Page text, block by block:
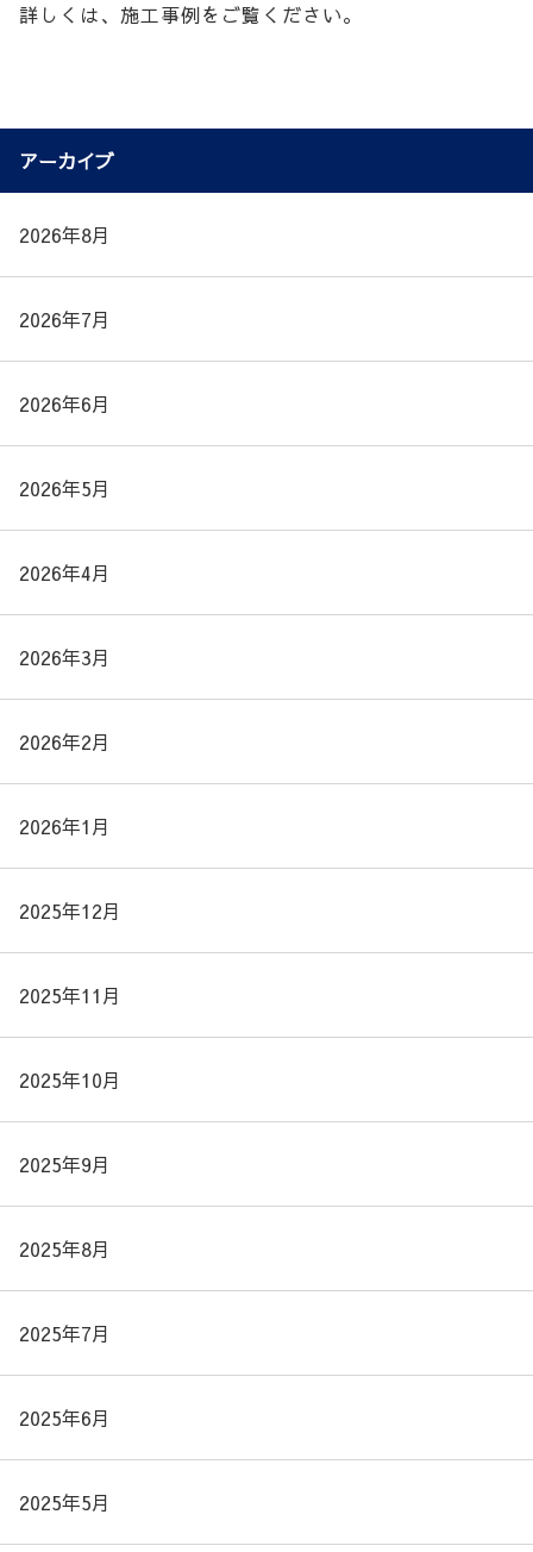
詳しくは、施工事例をご覧ください。
アーカイブ
2026年8月
2026年7月
2026年6月
2026年5月
2026年4月
2026年3月
2026年2月
2026年1月
2025年12月
2025年11月
2025年10月
2025年9月
2025年8月
2025年7月
2025年6月
2025年5月